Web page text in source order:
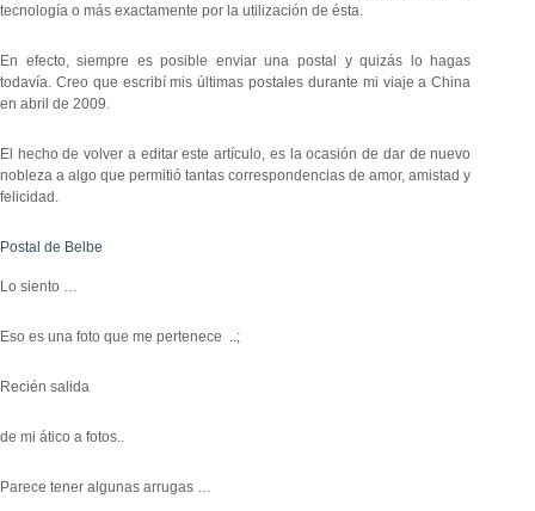
tecnología o más exactamente por la utilización de ésta.
En efecto, siempre es posible enviar una postal y quizás lo hagas
todavía. Creo que escribí mis últimas postales durante mi viaje a China
en abril de 2009.
El hecho de volver a editar este artículo, es la ocasión de dar de nuevo
nobleza a algo que permitió tantas correspondencias de amor, amistad y
felicidad.
Postal de Belbe
Lo siento …
Eso es una foto que me pertenece ..;
Recién salida
de mi ático a fotos..
Parece tener algunas arrugas …